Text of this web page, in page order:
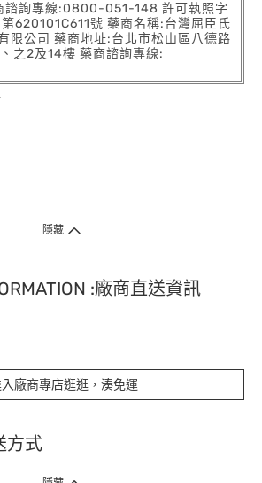
諮詢專線:0800-051-148 許可執照字
620101C611號 藥商名稱:台灣屈臣氏
限公司 藥商地址:台北市松山區八德路
之2及14樓 藥商諮詢專線:
隱藏
:廠商直送資訊
廠商專店逛逛，湊免運
方式